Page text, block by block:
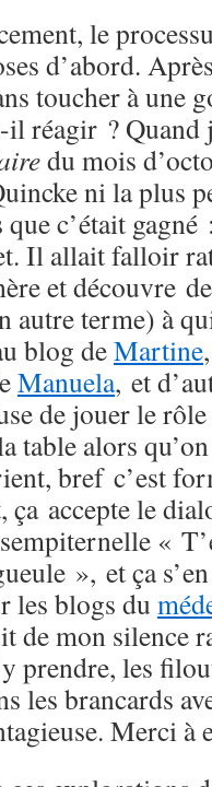
le
d’abord.
toucher à une
réagir ? Quand
du mois
ni la plus
que c’était
Il allait falloir
et découvre
autre terme) à
blog deMartine
Manuela, et
de jouer le
table alors
bref c’est
accepte le
«
», et ça
les blogs du
de mon silence
prendre, les
les brancards
Merci à